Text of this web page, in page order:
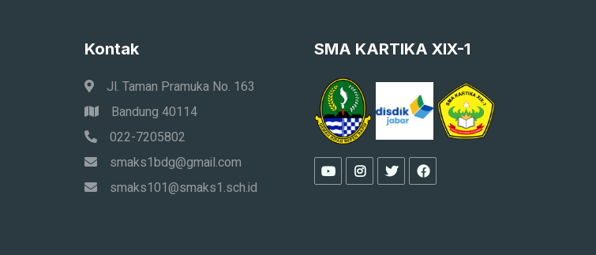
Kontak
Jl. Taman Pramuka No. 163
Bandung 40114
022-7205802
smaks1bdg@gmail.com
smaks101@smaks1.sch.id
SMA KARTIKA XIX-1